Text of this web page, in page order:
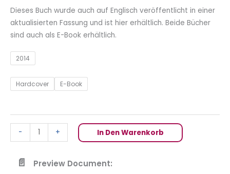
Dieses Buch wurde auch auf Englisch veröffentlicht in einer
aktualisierten Fassung und ist hier erhältlich. Beide Bücher
sind auch als E-Book erhältlich.
2014
Hardcover E-Book
- + In Den Warenkorb
Preview Document: